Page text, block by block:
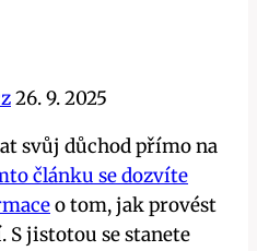
26. 9. 2025
svůj důchod přímo na
článku se dozvíte
o tom, jak provést
jistotou se stanete